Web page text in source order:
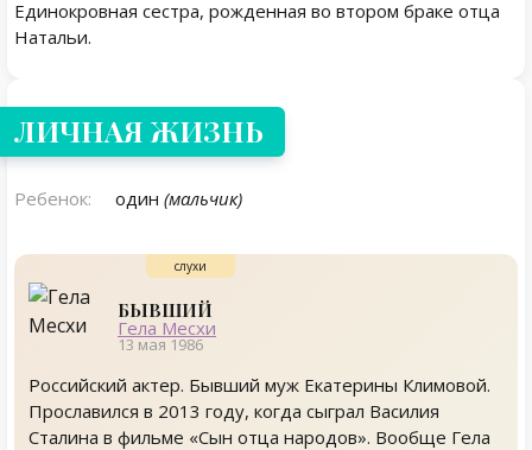
Единокровная сестра, рожденная во втором браке отца
Натальи.
Личная жизнь
ЛИЧНАЯ ЖИЗНЬ
Ребенок: один (мальчик)
БЫВШИЙ
Гела Месхи
13 мая 1986
Российский актер. Бывший муж Екатерины Климовой.
Прославился в 2013 году, когда сыграл Василия
Сталина в фильме «Сын отца народов». Вообще Гела